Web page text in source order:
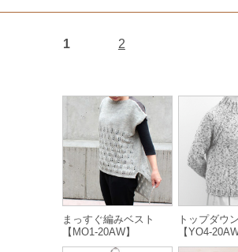
1 2
まっすぐ編みベスト
【MO1-20AW】
トップダウ
【YO4-20AW